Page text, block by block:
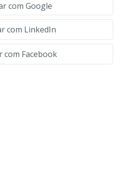
com Google
com LinkedIn
com Facebook